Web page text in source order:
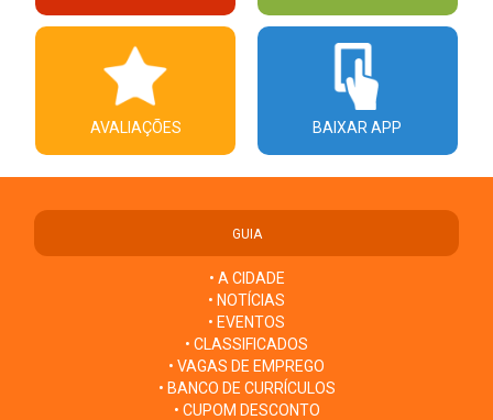
AVALIAÇÕES BAIXAR APP
GUIA
• A CIDADE
• NOTÍCIAS
• EVENTOS
• CLASSIFICADOS
• VAGAS DE EMPREGO
• BANCO DE CURRÍCULOS
• CUPOM DESCONTO